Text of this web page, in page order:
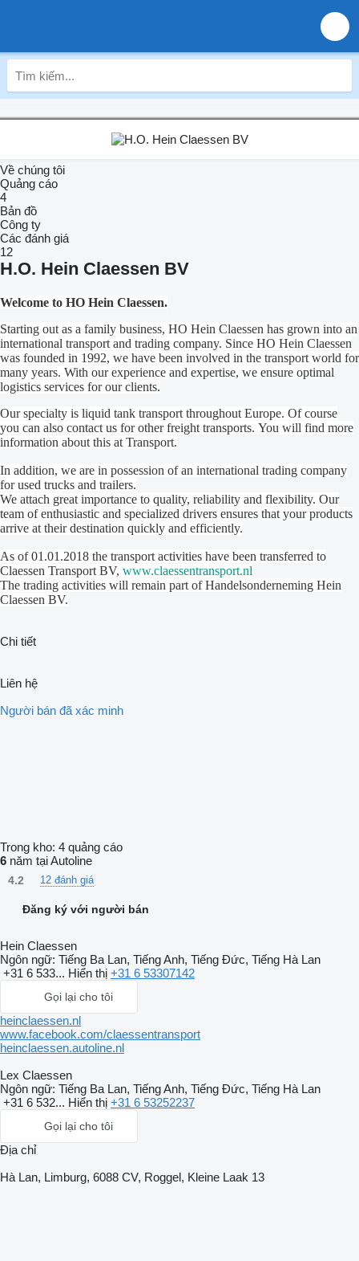
Về chúng tôi
Quảng cáo
4
Bản đồ
Công ty
Các đánh giá
12
H.O. Hein Claessen BV
Welcome to HO Hein Claessen.
Starting out as a family business, HO Hein Claessen has grown into an
international transport and trading company. Since HO Hein Claessen
was founded in 1992, we have been involved in the transport world for
many years. With our experience and expertise, we ensure optimal
logistics services for our clients.
Our specialty is liquid tank transport throughout Europe. Of course
you can also contact us for other freight transports. You will find more
information about this at Transport.
In addition, we are in possession of an international trading company
for used trucks and trailers.
We attach great importance to quality, reliability and flexibility. Our
team of enthusiastic and specialized drivers ensures that your products
arrive at their destination quickly and efficiently.
As of 01.01.2018 the transport activities have been transferred to
Claessen Transport BV, www.claessentransport.nl
The trading activities will remain part of Handelsonderneming Hein
Claessen BV.
Chi tiết
Liên hệ
Người bán đã xác minh
Trong kho: 4 quảng cáo
6 năm tại Autoline
4.2 12 đánh giá
Đăng ký với người bán
Hein Claessen
Ngôn ngữ: Tiếng Ba Lan, Tiếng Anh, Tiếng Đức, Tiếng Hà Lan
+31 6 533... Hiển thị +31 6 53307142
Gọi lại cho tôi
heinclaessen.nl
www.facebook.com/claessentransport
heinclaessen.autoline.nl
Lex Claessen
Ngôn ngữ: Tiếng Ba Lan, Tiếng Anh, Tiếng Đức, Tiếng Hà Lan
+31 6 532... Hiển thị +31 6 53252237
Gọi lại cho tôi
Địa chỉ
Hà Lan, Limburg, 6088 CV, Roggel, Kleine Laak 13